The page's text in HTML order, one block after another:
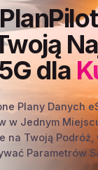
dla
Plany Danych
w Jednym
na Twoją Podróż,
Parametrów